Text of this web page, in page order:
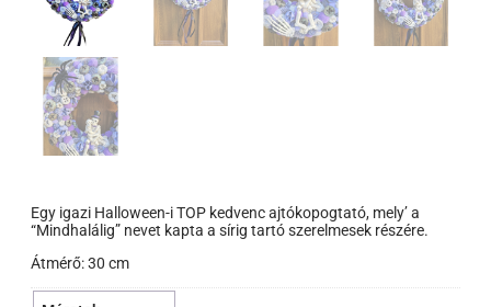
Egy igazi Halloween-i TOP kedvenc ajtókopogtató, mely’ a
“Mindhalálig” nevet kapta a sírig tartó szerelmesek részére.
Átmérő: 30 cm